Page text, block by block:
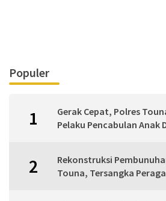
Populer
1
Gerak Cepat, Polres
Pelaku Pencabulan Anak
2
Rekonstruksi
Touna, Tersangka